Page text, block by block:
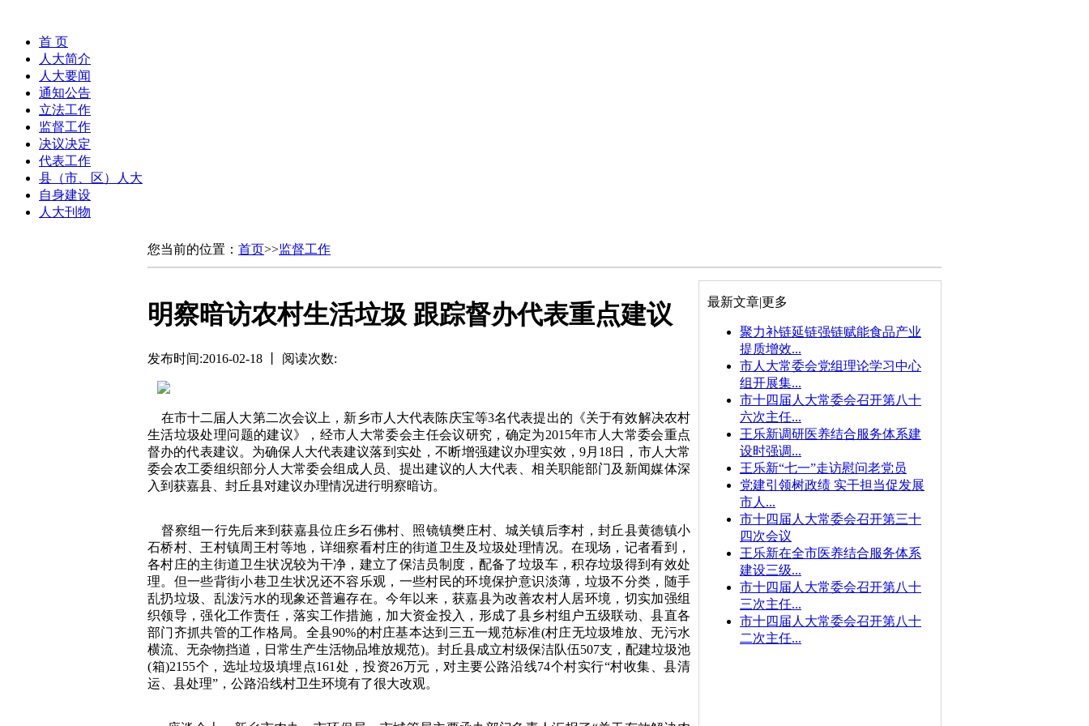
首 页
人大简介
人大要闻
通知公告
立法工作
监督工作
决议决定
代表工作
县（市、区）人大
自身建设
人大刊物
您当前的位置： 首页>>监督工作
明察暗访农村生活垃圾 跟踪督办代表重点建议
发布时间:2016-02-18 丨 阅读次数:
在市十二届人大第二次会议上，新乡市人大代表陈庆宝等3名代表提出的《关于有效解决农村
生活垃圾处理问题的建议》，经市人大常委会主任会议研究，确定为2015年市人大常委会重点
督办的代表建议。为确保人大代表建议落到实处，不断增强建议办理实效，9月18日，市人大常
委会农工委组织部分人大常委会组成人员、提出建议的人大代表、相关职能部门及新闻媒体深
入到获嘉县、封丘县对建议办理情况进行明察暗访。
督察组一行先后来到获嘉县位庄乡石佛村、照镜镇樊庄村、城关镇后李村，封丘县黄德镇小
石桥村、王村镇周王村等地，详细察看村庄的街道卫生及垃圾处理情况。在现场，记者看到，
各村庄的主街道卫生状况较为干净，建立了保洁员制度，配备了垃圾车，积存垃圾得到有效处
理。但一些背街小巷卫生状况还不容乐观，一些村民的环境保护意识淡薄，垃圾不分类，随手
乱扔垃圾、乱泼污水的现象还普遍存在。今年以来，获嘉县为改善农村人居环境，切实加强组
织领导，强化工作责任，落实工作措施，加大资金投入，形成了县乡村组户五级联动、县直各
部门齐抓共管的工作格局。全县90%的村庄基本达到三五一规范标准(村庄无垃圾堆放、无污水
横流、无杂物挡道，日常生产生活物品堆放规范)。封丘县成立村级保洁队伍507支，配建垃圾池
(箱)2155个，选址垃圾填埋点161处，投资26万元，对主要公路沿线74个村实行“村收集、县清
运、县处理”，公路沿线村卫生环境有了很大改观。
最新文章|更多
聚力补链延链强链赋能食品产业
提质增效...
市人大常委会党组理论学习中心
组开展集...
市十四届人大常委会召开第八十
六次主任...
王乐新调研医养结合服务体系建
设时强调...
王乐新“七一”走访慰问老党员
党建引领树政绩 实干担当促发展
市人...
市十四届人大常委会召开第三十
四次会议
王乐新在全市医养结合服务体系
建设三级...
市十四届人大常委会召开第八十
三次主任...
市十四届人大常委会召开第八十
二次主任...